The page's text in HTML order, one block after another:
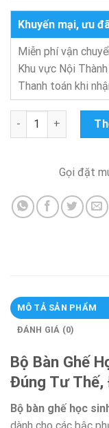
Khuyến mại, ưu
Miễn phí vận
Khu vực Nội
Thanh toán khi
Bộ bàn ghế học
Gọi đặt
MÔ TẢ SẢN PHẨM
ĐÁNH GIÁ (0)
Bộ Bàn Ghế
Đúng Tư Thế,
Bộ bàn ghế học